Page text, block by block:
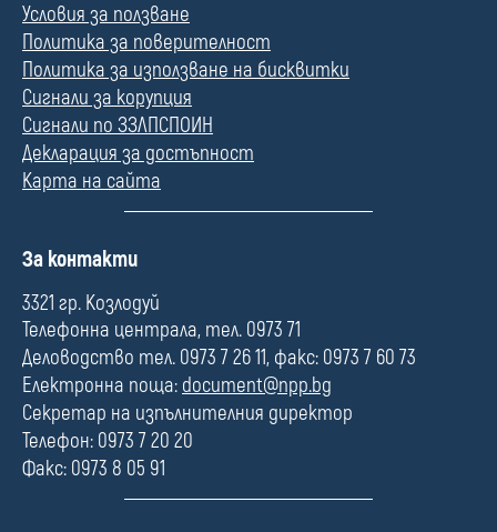
Условия за ползване
Политика за поверителност
Политика за използване на бисквитки
Сигнали за корупция
Сигнали по ЗЗЛПСПОИН
Декларация за достъпност
Карта на сайта
П
л
е
За контакти
3321 гр. Козлодуй
Телефонна централа, тел. 0973 71
Деловодство тел. 0973 7 26 11, факс: 0973 7 60 73
Електронна поща: document@npp.bg
Секретар на изпълнителния директор
Телефон: 0973 7 20 20
Факс: 0973 8 05 91